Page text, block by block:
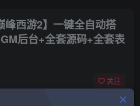
峰西游2】一键全自动搭
后台+全套源码+全套表
关注